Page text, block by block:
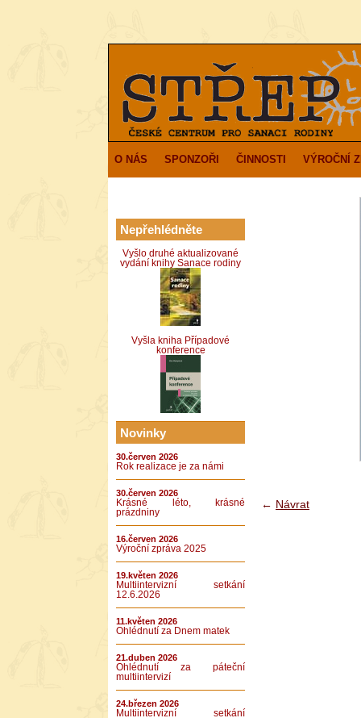
O NÁS SPONZOŘI ČINNOSTI VÝROČNÍ
Nepřehlédněte
Vyšlo druhé aktualizované
vydání knihy Sanace rodiny
Vyšla kniha Případové
konference
Novinky
30.červen 2026
Rok realizace je za námi
30.červen 2026
Krásné léto, krásné
prázdniny
16.červen 2026
Výroční zpráva 2025
19.květen 2026
Multiintervizní setkání
12.6.2026
11.květen 2026
Ohlédnutí za Dnem matek
21.duben 2026
Ohlédnutí za páteční
multiintervizí
24.březen 2026
Multiintervizní setkání
← Návrat